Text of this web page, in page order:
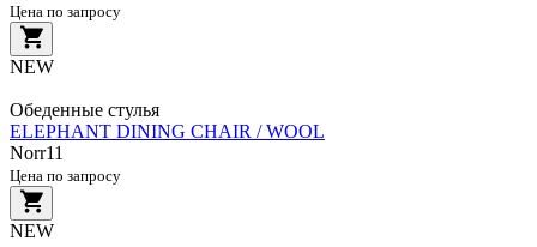
Цена по запросу
NEW
Обеденные стулья
ELEPHANT DINING CHAIR / WOOL
Norr11
Цена по запросу
NEW